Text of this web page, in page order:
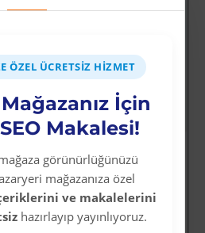
ÖZEL ÜCRETSIZ HIZMET
İçin
Makalesi!
mağaza görünürlüğünüzü
mağazanıza özel
ve makalelerini
hazırlayıp yayınlıyoruz.
Üyelere Özel Fiyat
Üye Olunuz